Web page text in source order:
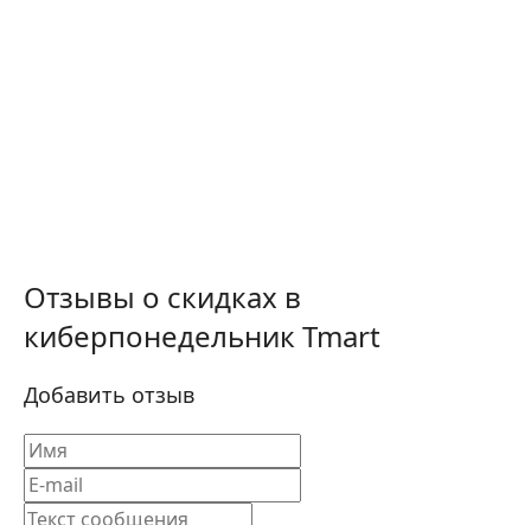
Отзывы о скидках в
киберпонедельник Tmart
Добавить отзыв